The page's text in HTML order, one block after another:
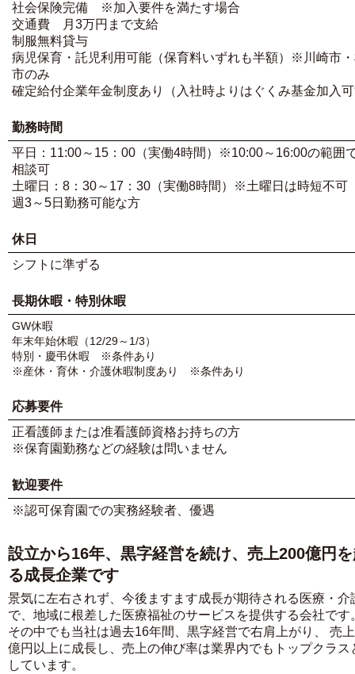
社会保険完備 ※加入要件を満たす場合
交通費 月3万円まで支給
制服無料貸与
病児保育・託児利用可能（保育料いずれも半額）※川崎市
市のみ
確定給付企業年金制度あり（入社時よりはぐくみ基金加入
勤務時間
平日：11:00～15：00（実働4時間）※10:00～16:00の範囲
相談可
土曜日：8：30～17：30（実働8時間）※土曜日は時短不可
週3～5日勤務可能な方
休日
シフトに準ずる
長期休暇・特別休暇
GW休暇
年末年始休暇（12/29～1/3）
特別・慶弔休暇 ※条件あり
※産休・育休・介護休暇制度あり
※条件あり
応募要件
正看護師または准看護師資格お持ちの方
※保育園勤務などの経験は問いません
歓迎要件
※認可保育園での実務経験者、優遇
設立から16年、黒字経営を続け、売上200億円
る成長企業です
景気に左右されず、今後ますます成長が期待される医療・介
で、地域に根差した医療福祉のサービスを提供する会社です
その中でも当社は過去16年間、黒字経営で右肩上がり、 売
億円以上に成長し、売上の伸び率は業界内でもトップクラス
しています。